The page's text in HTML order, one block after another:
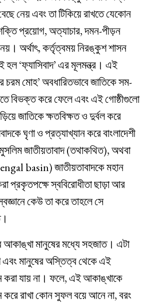
নেয় এবং তা টিকিয়ে রাখতে যেকোন
প্রয়োগ, অত্যাচার, দমন-পীড়ন
অর্থাৎ, কর্তৃত্বময় নিরঙ্কুশ শাসন
‘ফ্যাসিবাদ’ এর মূলমন্ত্র। এই
চরম মোহ’ অবধারিতভাবে জাতিকে সম-
বিভক্ত করে ফেলে এবং এই গোষ্ঠীগুলো
জাতিকে ক্ষতবিক্ষত ও দুর্বল করে
ঘৃণা ও প্রত্যাখ্যান করে বাংলাদেশী
মুসলিম জাতীয়তাবাদ (তথাকথিত), অথবা
basin) জাতীয়তাবাদকে মহান
প্রকৃতপক্ষে স্ববিরোধীতা ছাড়া আর
কেউ তা করে তাহলে সে
আকাঙ্খা মানুষের মধ্যে সহজাত। এটা
এবং মানুষের অস্তিত্ব থেকে এই
করা যায় না। ফলে, এই আকাঙ্খাকে
রাখা কোন সুফল বয়ে আনে না, বরং